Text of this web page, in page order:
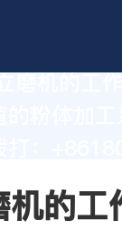
粉体加工
的